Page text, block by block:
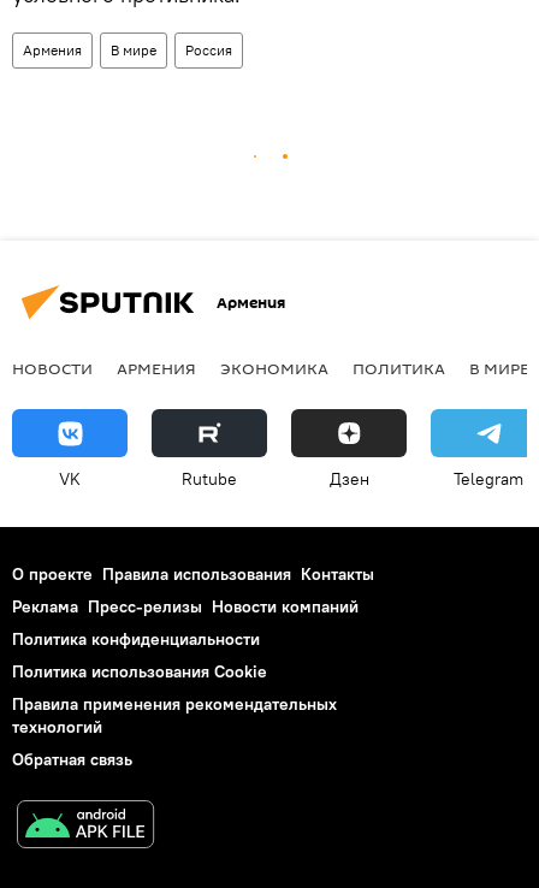
Армения В мире Россия
Армения
НОВОСТИ АРМЕНИЯ ЭКОНОМИКА ПОЛИТИКА В МИРЕ
VK Rutube Дзен Telegram
О проекте Правила использования Контакты
Реклама Пресс-релизы Новости компаний
Политика конфиденциальности
Политика использования Cookie
Правила применения рекомендательных
технологий
Обратная связь